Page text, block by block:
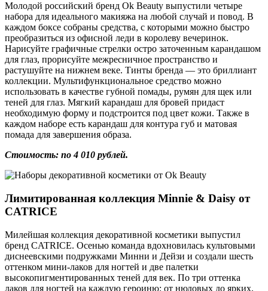
Молодой российский бренд Ok Beauty выпустили четыре
набора для идеального макияжа на любой случай и повод. В
каждом боксе собраны средства, с которыми можно быстро
преобразиться из офисной леди в королеву вечеринок.
Нарисуйте графичные стрелки остро заточенным карандашом
для глаз, прорисуйте межресничное пространство и
растушуйте на нижнем веке. Тинты бренда — это бриллиант
коллекции. Мультифункциональное средство можно
использовать в качестве губной помады, румян для щек или
теней для глаз. Мягкий карандаш для бровей придаст
необходимую форму и подстроится под цвет кожи. Также в
каждом наборе есть карандаш для контура губ и матовая
помада для завершения образа.
Стоимость: по 4 010 рублей.
Лимитированная коллекция Minnie & Daisy от
CATRICE
Милейшая коллекция декоративной косметики выпустил
бренд CATRICE. Осенью команда вдохновилась культовыми
диснеевскими подружками Минни и Дейзи и создали шесть
оттенком мини-лаков для ногтей и две палетки
высокопигментированных теней для век. По три оттенка
лаков для ногтей на каждую героиню: от нюдовых до ярких.